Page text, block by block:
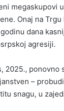
megaskupovi
Onaj na
dana
agresiji.
2025.,
–
snagu, u